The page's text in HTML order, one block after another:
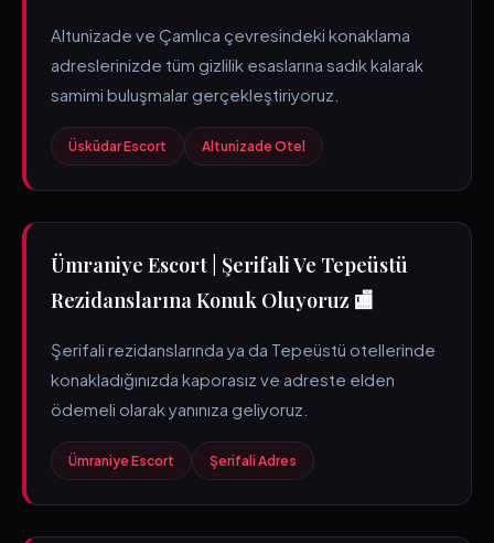
Altunizade ve Çamlıca çevresindeki konaklama
adreslerinizde tüm gizlilik esaslarına sadık kalarak
samimi buluşmalar gerçekleştiriyoruz.
Üsküdar Escort Altunizade Otel
Ümraniye Escort | Şerifali Ve Tepeüstü
Rezidanslarına Konuk Oluyoruz 🏬
Şerifali rezidanslarında ya da Tepeüstü otellerinde
konakladığınızda kaporasız ve adreste elden
ödemeli olarak yanınıza geliyoruz.
Ümraniye Escort Şerifali Adres